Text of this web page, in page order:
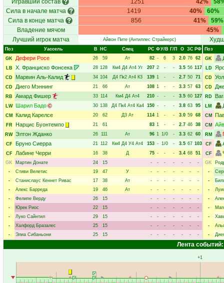
Игравший состав
1251 42%
Сила в начале матча
1419 40%
60%
Сила в конце матча
856 41%
59%
Владение мячом
45%
Лучший игрок матча
Айвон Пите (Антиллес Страйкерс)
Поз Уассель В НC Спец РC ФУ/В Г/П О ЗС РФ
GK
Дефери Росе 26 59 Ат 82 - 6 3 2.0 76 62
LB
Х. Франциско Фонсека 28 128 Км4 Д4 Ат4 Уг 207 2 - - 3.5 56 117
CD
Марвин Аль-Калид 34 104 Д4 Пк2 Ат4 К3 139 1 - - 2.7 50 71
CD
Диего Мэннинг 21 66 Ат 108 1 - - 3.3 57 63
RB
Амард Фишер 33 114 Км4 Д4 Ат4 210 - - - 3.5 60 127
LW
Шарил Бадо 30 138 Д4 Пк4 Ат4 Ка4 150 - - - 3.8 63 95
CM
Калид Карелсе 20 62 Д3 Ат 114 1 - - 3.0 59 68
FR
Нарцис Буонтемпо 21 61 83 1 - - 2.7 46 38
RW Элтон Жданко 26 111 Ат 96 1 1/0 - 3.3 62 60
CF
Бруно Сиерра 21 112 Км4 Д4 У4 Ат4 153 - 1/0 - 3.5 67 103
CF
Лабине Черри 16 38 Д 75 - - - 3.4 68 51
GK
Мартин Донате 24 15 - - - - - -
-
-
Стиви Велетис 19 47 У - - - - - -
-
-
Станислаус Кеннет Ривас 17 38 Ат - - - - - -
-
-
Алекс Барреда 19 46 Ат - - - - - -
-
-
Фелипе Верду 26 15 - - - - - -
-
-
Юрек Риос 22 15 - - - - - -
-
-
Луко Сайнтил 29 15 - - - - - -
-
-
Халфорд Бразалес 25 15 - - - - - -
-
-
Элиа Сибаньони 25 15 - - - - - - -
Поз
GK
LD
CD
CD
RD
LM
CM
CM
RM
CF
CF
GK
-
-
-
-
-
-
-
-
Лента событий:
+1